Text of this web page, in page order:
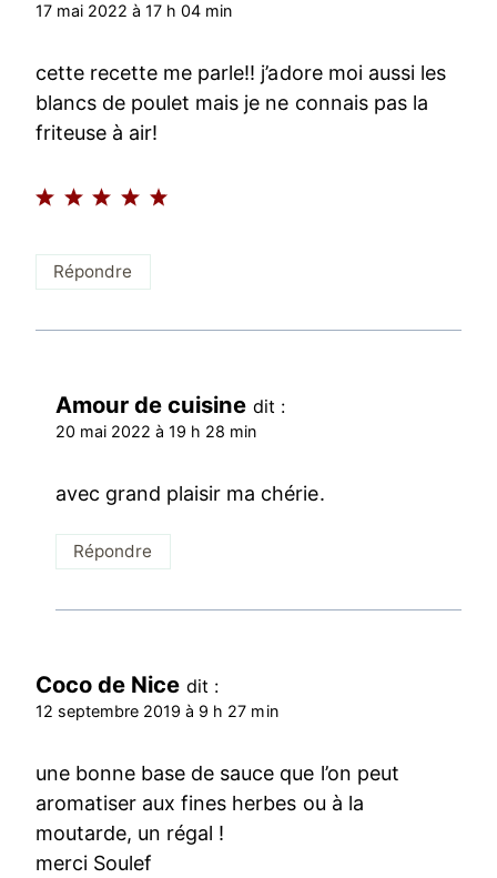
17 mai 2022 à 17 h 04 min
cette recette me parle!! j’adore moi aussi les
blancs de poulet mais je ne connais pas la
friteuse à air!
Répondre
Amour de cuisine dit :
20 mai 2022 à 19 h 28 min
avec grand plaisir ma chérie.
Répondre
Coco de Nice dit :
12 septembre 2019 à 9 h 27 min
une bonne base de sauce que l’on peut
aromatiser aux fines herbes ou à la
moutarde, un régal !
merci Soulef